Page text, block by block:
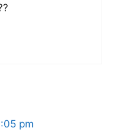
pm